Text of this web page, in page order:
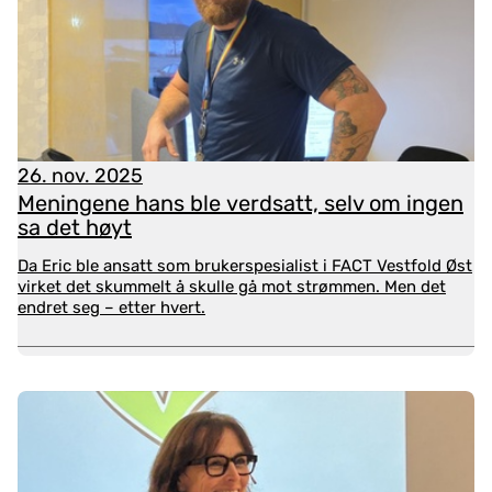
I styringsdokumentene finner vi grunnlag for å si at
erfaringskonsulentene skal ha en todelt funksjon i
Bidra til bedre brukermedvirkning på
individnivå
Bringe inn brukerperspektiver i
tjenesteutviklingen (innhente kunnskap fra
bruker- og pårørendeorganisasjoner)
Skal vi nå disse målene innebærer det at
oppgaver i tjenestene enn de har i dag.
Kunnskapsgrunnlag
NAPHA fremmer et tredelt og likeverdig
kunnskapssyn basert på erfaring, forskning og fag.
26. nov. 2025
Meningene hans ble verdsatt, selv om ingen
sa det høyt
Da Eric ble ansatt som brukerspesialist i FACT Vestfold Øst
virket det skummelt å skulle gå mot strømmen. Men det
endret seg – etter hvert.